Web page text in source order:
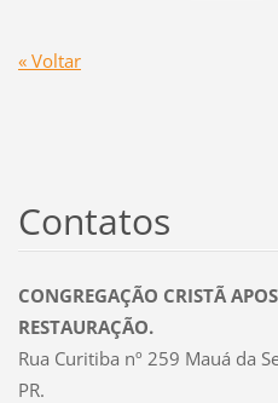
« Voltar
Contatos
CONGREGAÇÃO CRISTÃ
RESTAURAÇÃO.
Rua Curitiba nº 259 Mauá da
PR.